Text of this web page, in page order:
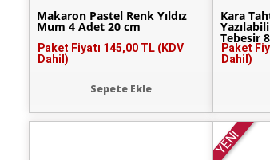
Makaron Pastel Renk Yıldız
Mum 4 Adet 20 cm
Paket Fiyatı 145,00 TL (KDV
Dahil)
Sepete Ekle
Kara
Tebeşir
Paket
Dahil)
YENİ